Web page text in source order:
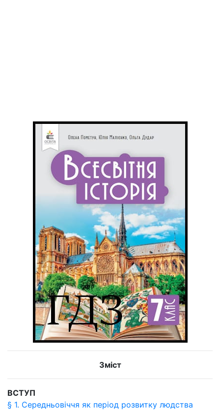
Зміст
ВСТУП
§ 1. Середньовіччя як період розвитку людства